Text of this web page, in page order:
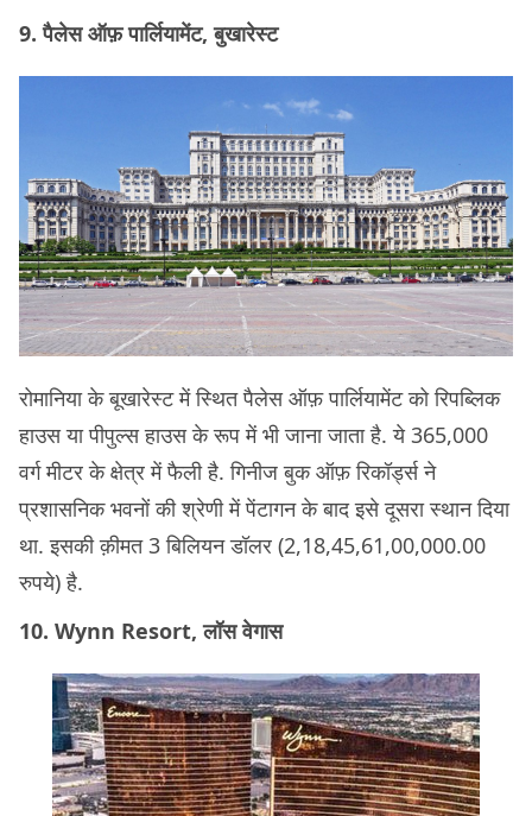
9. पैलेस ऑफ़ पार्लियामेंट, बुखारेस्ट
रोमानिया के बूखारेस्ट में स्थित पैलेस ऑफ़ पार्लियामेंट को रिपब्लिक
हाउस या पीपुल्स हाउस के रूप में भी जाना जाता है. ये 365,000
वर्ग मीटर के क्षेत्र में फैली है. गिनीज बुक ऑफ़ रिकॉर्ड्स ने
प्रशासनिक भवनों की श्रेणी में पेंटागन के बाद इसे दूसरा स्थान दिया
था. इसकी क़ीमत 3 बिलियन डॉलर (2,18,45,61,00,000.00
रुपये) है.
10. Wynn Resort, लॉस वेगास